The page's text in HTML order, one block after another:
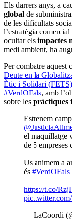
Els darrers anys, a
global de
de les dificultats
l’estratègia comercial
ocultar els impactes
medi ambient, ha
Per combatre aquest
Deute en la
Ètic i Solidari (FETS)
#VerdOFals, amb
sobre les pràctiques
Estrenem
el maquillatge
de 5 empreses
Us animem a
és #VerdOFals
https://t.co/
— LaCoordi